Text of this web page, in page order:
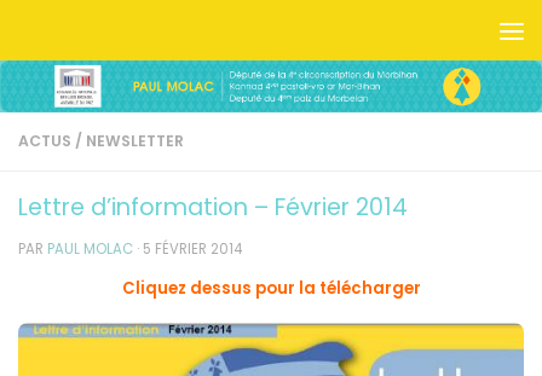
ACTUS / NEWSLETTER
Lettre d’information – Février 2014
PAR PAUL MOLAC · 5 FÉVRIER 2014
Cliquez dessus pour la télécharger